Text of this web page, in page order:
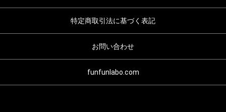
特定商取引法に基づく表記
お問い合わせ
funfunlabo.com